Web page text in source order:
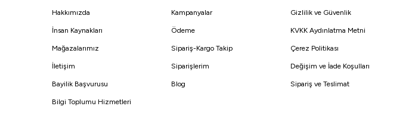
Hakkımızda
İnsan Kaynakları
Mağazalarımız
İletişim
Bayilik Başvurusu
Bilgi Toplumu Hizmetleri
Kampanyalar
Ödeme
Sipariş-Kargo Takip
Siparişlerim
Blog
Gizlilik ve Güvenlik
KVKK Aydınlatma Metni
Çerez Politikası
Değişim ve İade Koşulları
Sipariş ve Teslimat